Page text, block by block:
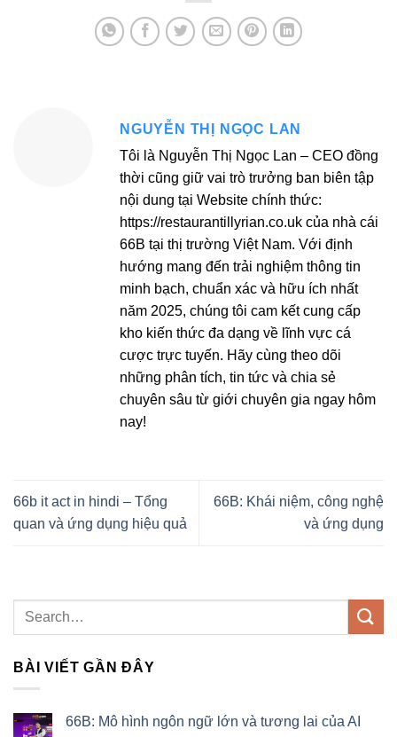
NGUYỄN THỊ NGỌC LAN
Tôi là Nguyễn Thị Ngọc Lan – CEO đồng
thời cũng giữ vai trò trưởng ban biên tập
nội dung tại Website chính thức:
https://restaurantillyrian.co.uk của nhà cái
66B tại thị trường Việt Nam. Với định
hướng mang đến trải nghiệm thông tin
minh bạch, chuẩn xác và hữu ích nhất
năm 2025, chúng tôi cam kết cung cấp
kho kiến thức đa dạng về lĩnh vực cá
cược trực tuyến. Hãy cùng theo dõi
những phân tích, tin tức và chia sẻ
chuyên sâu từ giới chuyên gia ngay hôm
nay!
66b it act in hindi – Tổng
quan và ứng dụng hiệu quả
66B: Khái niệm, công nghệ
và ứng dụng
BÀI VIẾT GẦN ĐÂY
66B: Mô hình ngôn ngữ lớn và tương lai của AI